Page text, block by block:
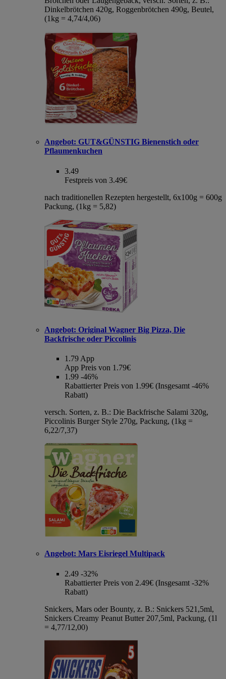
Dinkelbrötchen 420g, Roggenbrötchen 490g, Beutel,
(1kg = 4,74/4,06)
Angebot: GUT&GÜNSTIG Bienenstich oder
Pflaumenkuchen
3.49
Festpreis von 3.49€
nach traditionellen Rezepten hergestellt, 6x100g = 600g
Packung, (1kg = 5,82)
Angebot: Original Wagner Big Pizza, Die
Backfrische oder Piccolinis
1.79 App
App Preis von 1.79€
1.99 -46%
Rabattierter Preis von 1.99€ (Insgesamt -46%
Rabatt)
versch. Sorten, z. B.: Die Backfrische Salami 320g,
Piccolinis Burger Style 270g, Packung, (1kg =
6,22/7,37)
Angebot: Mars Eisriegel Multipack
2.49 -32%
Rabattierter Preis von 2.49€ (Insgesamt -32%
Rabatt)
Snickers, Mars oder Bounty, z. B.: Snickers 521,5ml,
Snickers Creamy Peanut Butter 207,5ml, Packung, (1l
= 4,77/12,00)